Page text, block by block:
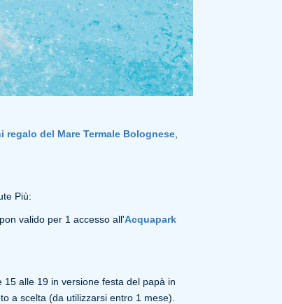
regalo del Mare Termale Bolognese,
Più:
valido per 1 accesso all'Acquapark
alle 19 in versione festa del papà in
a scelta (da utilizzarsi entro 1 mese).